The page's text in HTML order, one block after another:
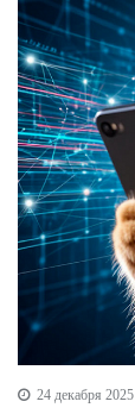
24 декабря 2025